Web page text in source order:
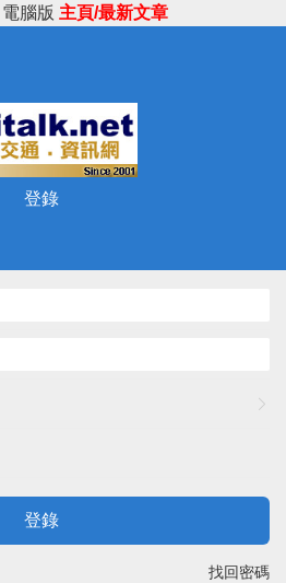
電腦版 主頁/最新文章
登錄
登錄
找回密碼